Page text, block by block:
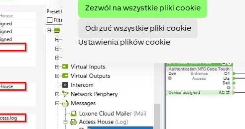
Zezwól na wszystkie pliki cookie
Odrzuć wszystkie pliki cookie
Ustawienia plików cookie